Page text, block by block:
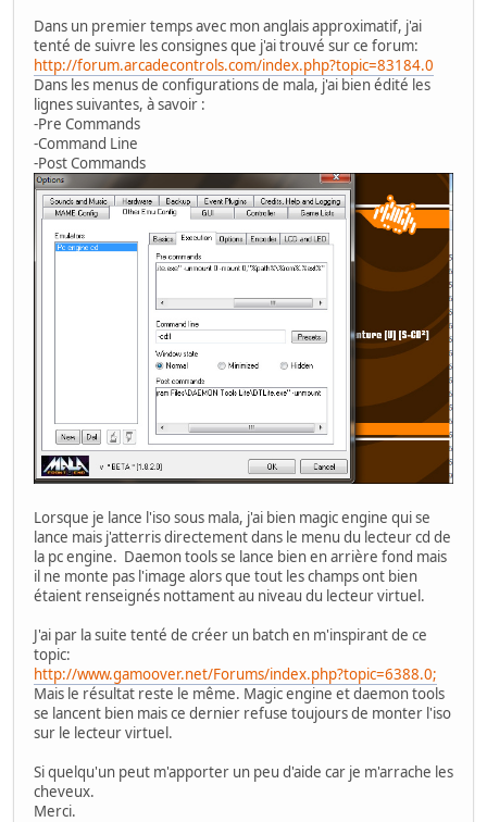
Dans un premier temps avec mon anglais approximatif, j'ai
tenté de suivre les consignes que j'ai trouvé sur ce forum:
http://forum.arcadecontrols.com/index.php?topic=83184.0
Dans les menus de configurations de mala, j'ai bien édité les
lignes suivantes, à savoir :
-Pre Commands
-Command Line
-Post Commands
Lorsque je lance l'iso sous mala, j'ai bien magic engine qui se
lance mais j'atterris directement dans le menu du lecteur cd de
la pc engine. Daemon tools se lance bien en arrière fond mais
il ne monte pas l'image alors que tout les champs ont bien
étaient renseignés nottament au niveau du lecteur virtuel.
J'ai par la suite tenté de créer un batch en m'inspirant de ce
topic:
http://www.gamoover.net/Forums/index.php?topic=6388.0;
Mais le résultat reste le même. Magic engine et daemon tools
se lancent bien mais ce dernier refuse toujours de monter l'iso
sur le lecteur virtuel.
Si quelqu'un peut m'apporter un peu d'aide car je m'arrache les
cheveux.
Merci.